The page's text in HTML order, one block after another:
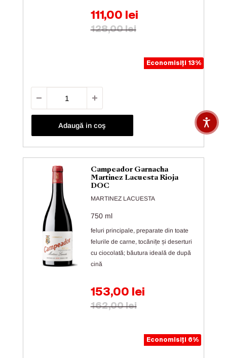
Preț de vânzare
111,00 lei
Preț obișnuit
128,00 lei
Economisiți 13%
Adaugă in coş
Campeador Garnacha
Martinez Lacuesta Rioja
DOC
MARTINEZ LACUESTA
750 ml
feluri principale, preparate din toate
felurile de carne, tocănițe și deserturi
cu ciocolată; băutura ideală de după
cină
Preț de vânzare
153,00 lei
Preț obișnuit
162,00 lei
Economisiți 6%